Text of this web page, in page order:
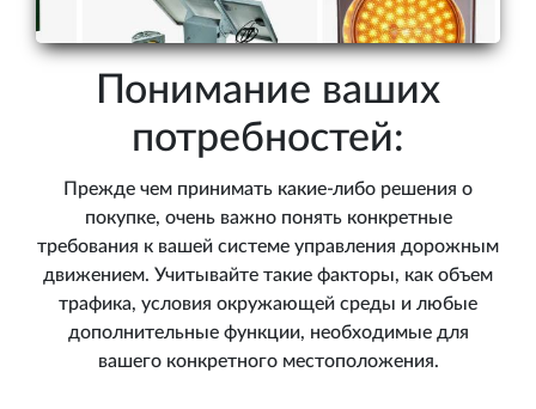
Понимание ваших
потребностей:
Прежде чем принимать какие-либо решения о
покупке, очень важно понять конкретные
требования к вашей системе управления дорожным
движением. Учитывайте такие факторы, как объем
трафика, условия окружающей среды и любые
дополнительные функции, необходимые для
вашего конкретного местоположения.